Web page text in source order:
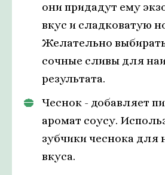
они придадут ему
вкус и сладковатую
Желательно
сочные сливы для
результата.
Чеснок - добавляет
аромат соусу.
зубчики чеснока для
вкуса.